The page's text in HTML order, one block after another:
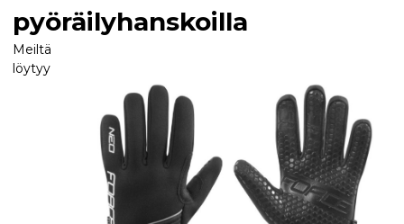
pyöräilyhanskoilla
Meiltä
löytyy